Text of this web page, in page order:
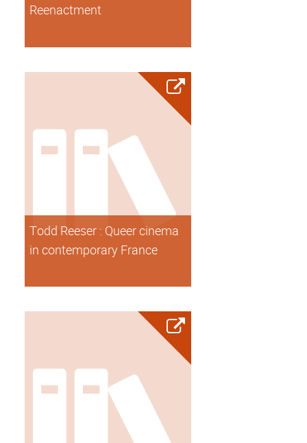
Reenactment
Todd Reeser : Queer cinema
in contemporary France